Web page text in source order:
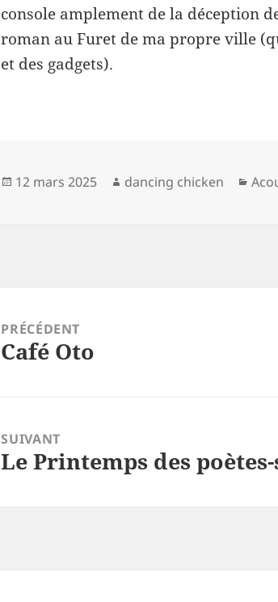
console amplement de la déception
roman au Furet de ma propre ville
et des gadgets).
Publié
12 mars 2025 Auteur
dancing chicken
PRÉCÉDENT
Article
Café Oto
SUIVANT
Article
Le Printemps des poètes-